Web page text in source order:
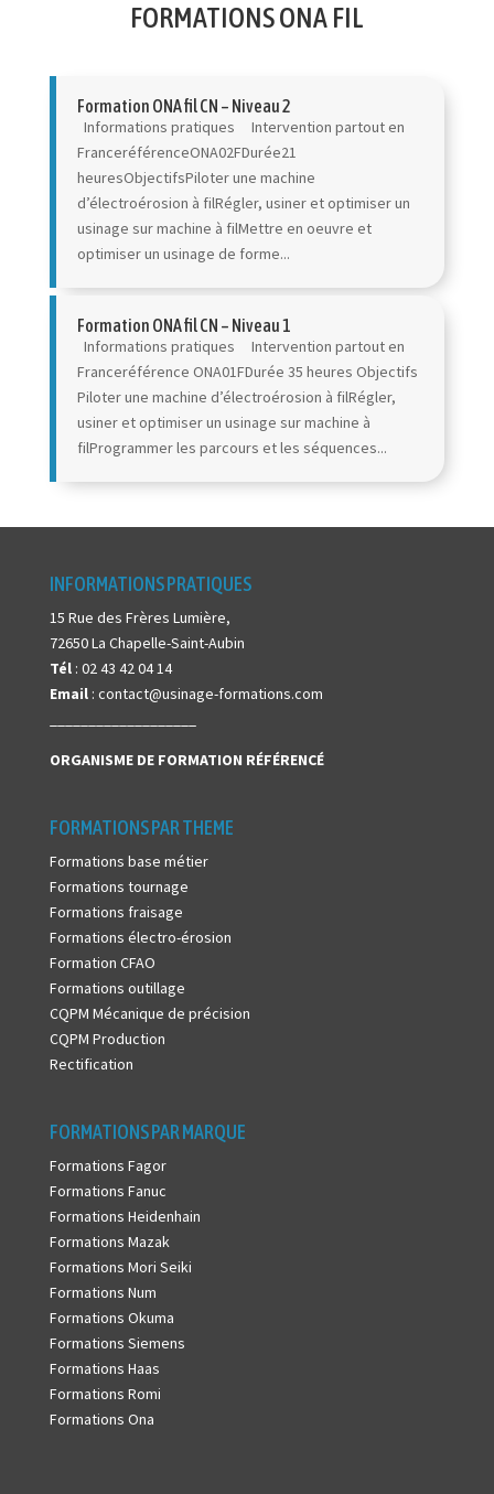
FORMATIONS ONA FIL
Formation ONA fil CN – Niveau 2
Informations pratiques Intervention partout en
FranceréférenceONA02FDurée21
heuresObjectifsPiloter une machine
d’électroérosion à filRégler, usiner et optimiser un
usinage sur machine à filMettre en oeuvre et
optimiser un usinage de forme...
Formation ONA fil CN – Niveau 1
Informations pratiques Intervention partout en
Franceréférence ONA01FDurée 35 heures Objectifs
Piloter une machine d’électroérosion à filRégler,
usiner et optimiser un usinage sur machine à
filProgrammer les parcours et les séquences...
INFORMATIONS PRATIQUES
15 Rue des Frères Lumière,
72650 La Chapelle-Saint-Aubin
Tél: 02 43 42 04 14
Email: contact@usinage-formations.com
ORGANISME DE FORMATION RÉFÉRENCÉ
FORMATIONS PAR THEME
Formations base métier
Formations tournage
Formations fraisage
Formations électro-érosion
Formation CFAO
Formations outillage
CQPM Mécanique de précision
CQPM Production
Rectification
FORMATIONS PAR MARQUE
Formations Fagor
Formations Fanuc
Formations Heidenhain
Formations Mazak
Formations Mori Seiki
Formations Num
Formations Okuma
Formations Siemens
Formations Haas
Formations Romi
Formations Ona